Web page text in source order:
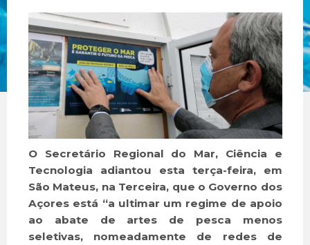
O Secretário Regional do Mar, Ciência e
Tecnologia adiantou esta terça-feira, em
São Mateus, na Terceira, que o Governo dos
Açores está “a ultimar um regime de apoio
ao abate de artes de pesca menos
seletivas, nomeadamente de redes de